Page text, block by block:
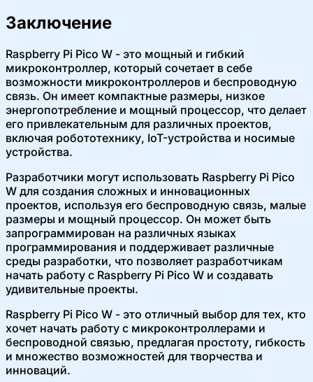
Заключение
Raspberry Pi Pico W - это мощный и гибкий
микроконтроллер, который сочетает в себе
возможности микроконтроллеров и беспроводную
связь. Он имеет компактные размеры, низкое
энергопотребление и мощный процессор, что делает
его привлекательным для различных проектов,
включая робототехнику, IoT-устройства и носимые
устройства.
Разработчики могут использовать Raspberry Pi Pico
W для создания сложных и инновационных
проектов, используя его беспроводную связь, малые
размеры и мощный процессор. Он может быть
запрограммирован на различных языках
программирования и поддерживает различные
среды разработки, что позволяет разработчикам
начать работу с Raspberry Pi Pico W и создавать
удивительные проекты.
Raspberry Pi Pico W - это отличный выбор для тех, кто
хочет начать работу с микроконтроллерами и
беспроводной связью, предлагая простоту, гибкость
и множество возможностей для творчества и
инноваций.